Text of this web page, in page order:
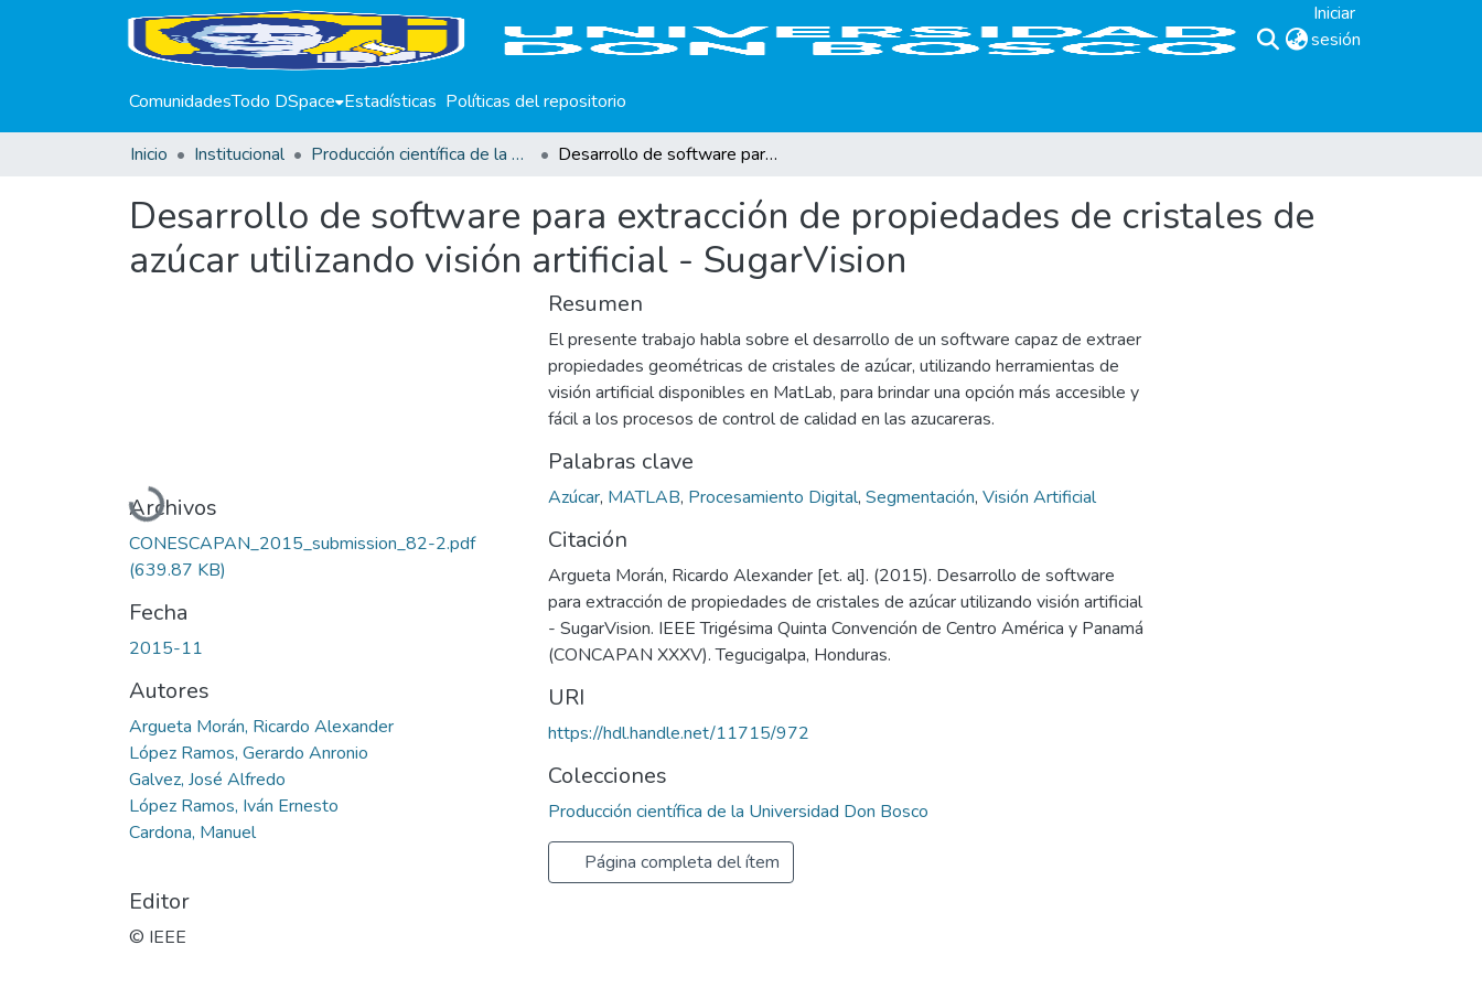
Iniciar
sesión
ComunidadesTodo DSpace Estadísticas Políticas del repositorio
Inicio Institucional Producción científica de la Universidad Don Bosco Desarrollo de software para extracción de propiedades de cristales de azúcar utilizando visión artificial - SugarVision
Desarrollo de software para extracción de propiedades de cristales de
azúcar utilizando visión artificial - SugarVision
Cargando...
Archivos
CONESCAPAN_2015_submission_82-2.pdf
(639.87 KB)
Fecha
2015-11
Autores
Argueta Morán, Ricardo Alexander
López Ramos, Gerardo Anronio
Galvez, José Alfredo
López Ramos, Iván Ernesto
Cardona, Manuel
Editor
© IEEE
Resumen
El presente trabajo habla sobre el desarrollo de un software capaz de extraer
propiedades geométricas de cristales de azúcar, utilizando herramientas de
visión artificial disponibles en MatLab, para brindar una opción más accesible y
fácil a los procesos de control de calidad en las azucareras.
Palabras clave
Azúcar, MATLAB, Procesamiento Digital, Segmentación, Visión Artificial
Citación
Argueta Morán, Ricardo Alexander [et. al]. (2015). Desarrollo de software
para extracción de propiedades de cristales de azúcar utilizando visión artificial
- SugarVision. IEEE Trigésima Quinta Convención de Centro América y Panamá
(CONCAPAN XXXV). Tegucigalpa, Honduras.
URI
https://hdl.handle.net/11715/972
Colecciones
Producción científica de la Universidad Don Bosco
Página completa del ítem